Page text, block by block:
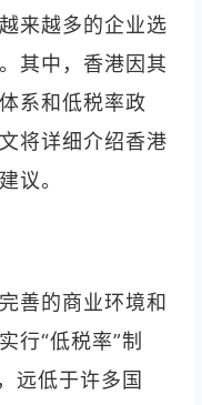
来越多的企业选
其中，香港因其
系和低税率政
将详细介绍香港
议。
善的商业环境和
行“低税率”制
远低于许多国